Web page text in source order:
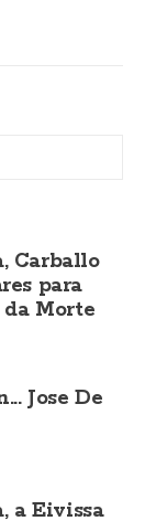
Carballo
para
Morte
Jose De
a Eivissa